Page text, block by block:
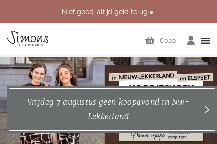
Niet goed, altijd geld terug
Dirksland, Werkendam en Elspeet
€0,00
Vrijdag 7 augustus geen koopavond in Nw-
Lekkerland